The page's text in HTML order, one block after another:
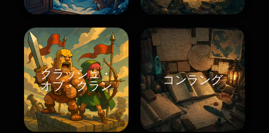
クラッシュ・
オブ・クラン
コンラング